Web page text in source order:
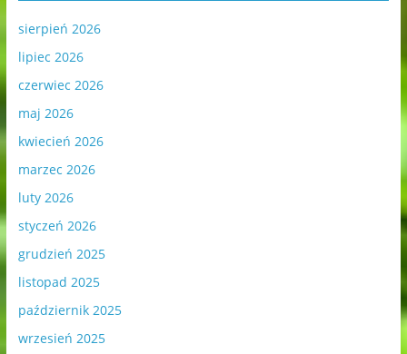
sierpień 2026
lipiec 2026
czerwiec 2026
maj 2026
kwiecień 2026
marzec 2026
luty 2026
styczeń 2026
grudzień 2025
listopad 2025
październik 2025
wrzesień 2025